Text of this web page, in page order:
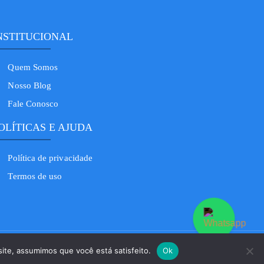
Quem Somos
Nosso Blog
Fale Conosco
E AJUDA
Política de privacidade
Termos de uso
assumimos que você está satisfeito. Ok